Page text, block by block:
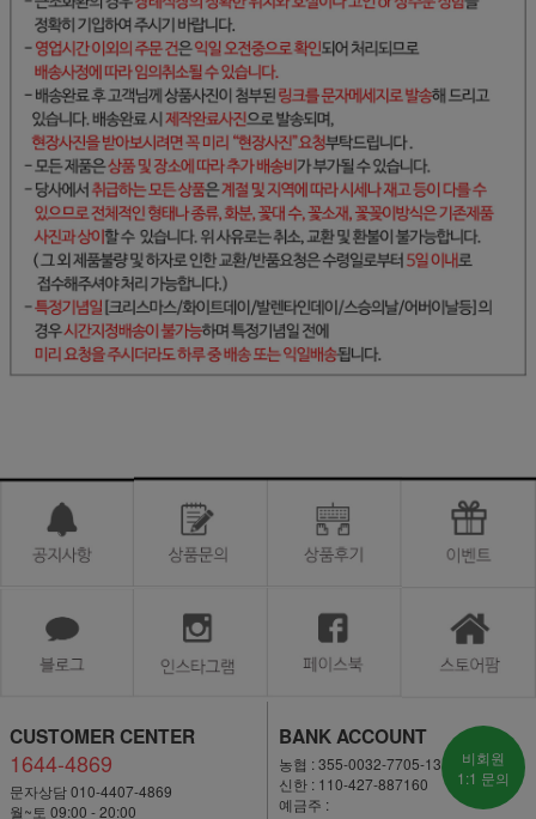
CUSTOMER CENTER
1644-4869
문자상담 010-4407-4869
월~토 09:00 - 20:00
BANK ACCOUNT
농협 : 355-0032-7705-13
신한 : 110-427-887160
예금주 :
비회원
1:1 문의